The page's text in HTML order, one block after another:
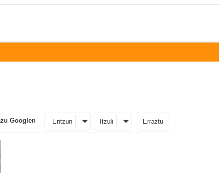
Googlen Entzun Itzuli Erraztu